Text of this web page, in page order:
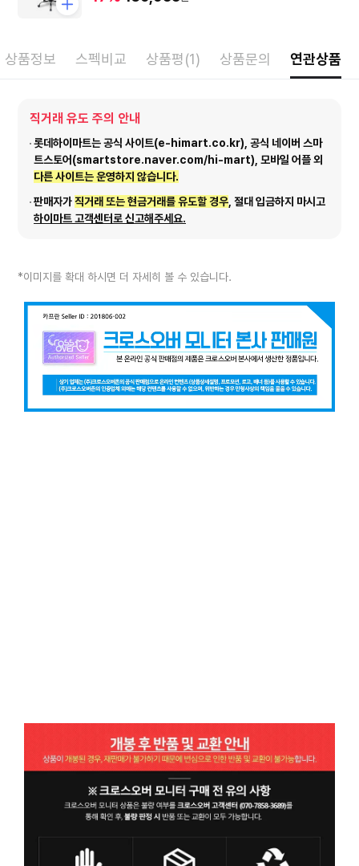
상품정보 스펙비교 상품평(1) 상품문의 연관상품
직거래 유도 주의 안내
롯데하이마트는 공식 사이트(e-himart.co.kr), 공식 네이버 스마
트스토어(smartstore.naver.com/hi-mart), 모바일 어플 외
다른 사이트는 운영하지 않습니다.
판매자가직거래 또는 현금거래를 유도할 경우, 절대 입금하지 마시고
하이마트 고객센터로 신고해주세요.
*이미지를 확대 하시면 더 자세히 볼 수 있습니다.